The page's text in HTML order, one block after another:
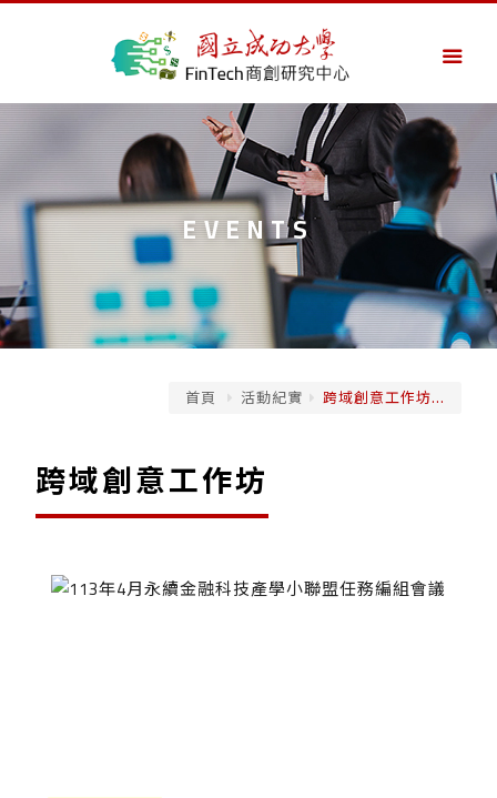
EVENTS
首頁 活動紀實 跨域創意工作坊...
跨域創意工作坊